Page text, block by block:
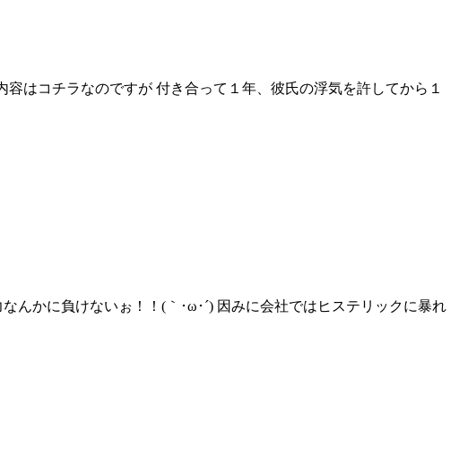
はコチラなのですが 付き合って１年、彼氏の浮気を許してから１
んかに負けないぉ！！(｀･ω･´) 因みに会社ではヒステリックに暴れ